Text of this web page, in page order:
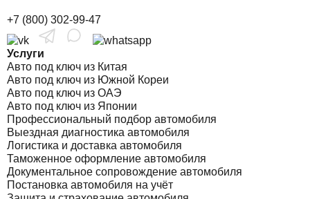
+7 (800) 302-99-47
Услуги
Авто под ключ из Китая
Авто под ключ из Южной Кореи
Авто под ключ из ОАЭ
Авто под ключ из Японии
Профессиональный подбор автомобиля
Выездная диагностика автомобиля
Логистика и доставка автомобиля
Таможенное оформление автомобиля
Документальное сопровождение автомобиля
Постановка автомобиля на учёт